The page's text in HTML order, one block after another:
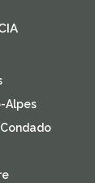
Alpes